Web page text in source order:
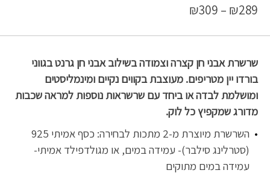
₪289
–
₪309
שרשרת אבני חן קצרה וצמודה בשילוב אבני חן גרנט בגווני
בורדו יין מטריפים. מעוצבת בקווים נקיים ומינמליסטים
ומושלמת לבדה או ביחד עם שרשראות נוספות למראה שכבות
מדורג שמקפיץ כל לוק.
השרשרת מיוצרת מ-2 מתכות לבחירה: כסף אמיתי 925
(סטרלינג סילבר)- עמידה במים, או מגולדפילד אמיתי-
עמידה במים מתוקים